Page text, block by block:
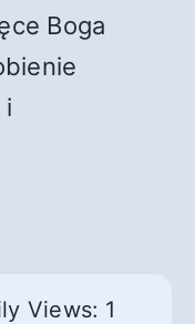
Boga
i
Views: 1